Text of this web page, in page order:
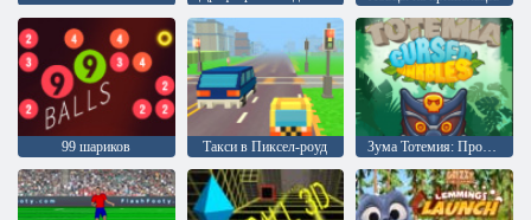
99 шариков Такси в Пиксел-роуд Зума Тотемия: Проклятые шарики